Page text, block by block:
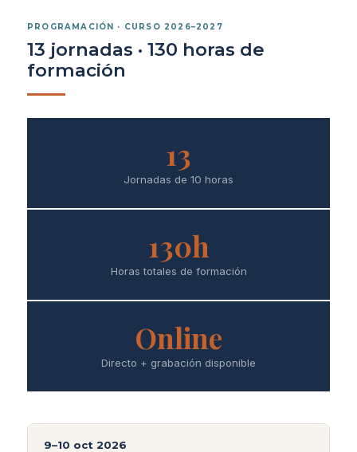
PROGRAMACIÓN · CURSO 2026–2027
13 jornadas · 130 horas de
formación
13
Jornadas de 10 horas
130h
Horas totales de formación
Online
Directo + grabación disponible
9–10 oct 2026